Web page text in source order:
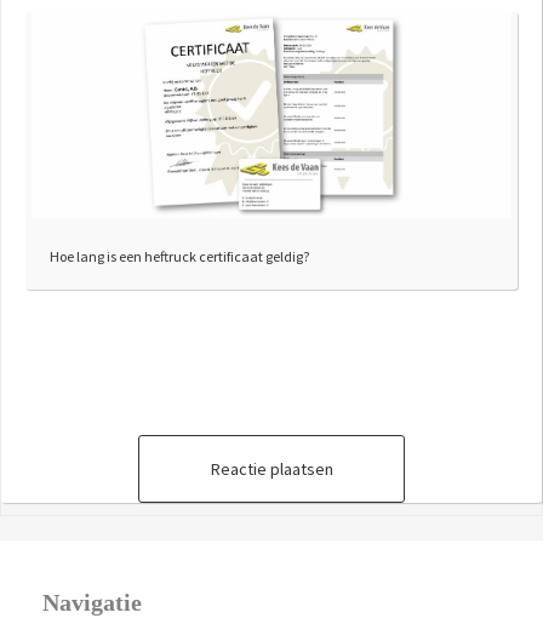
Hoe lang is een heftruck certificaat geldig?
Reactie plaatsen
Navigatie